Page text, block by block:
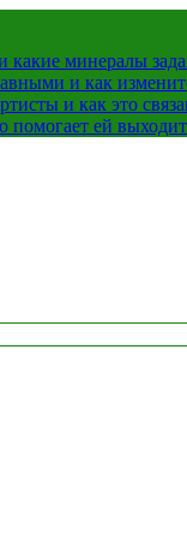
минералы
и как
и как это
ей